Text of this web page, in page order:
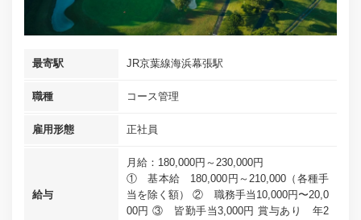
最寄駅 JR京葉線海浜幕張駅
職種 コース管理
雇用形態 正社員
給与
月給：180,000円～230,000円
① 基本給 180,000円～210,000（各種手
当を除く額） ② 職務手当10,000円〜20,0
00円 ③ 皆勤手当3,000円 賞与あり 年2